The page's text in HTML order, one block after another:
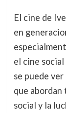
El cine de
en
el cine
se puede
que abordan
social y la